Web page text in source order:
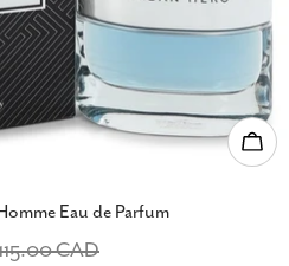
Eau de Parfum
CAD